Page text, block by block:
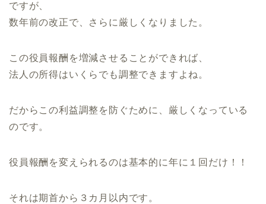
ですが、
数年前の改正で、さらに厳しくなりました。
この役員報酬を増減させることができれば、
法人の所得はいくらでも調整できますよね。
だからこの利益調整を防ぐために、厳しくなっている
のです。
役員報酬を変えられるのは基本的に年に１回だけ！！
それは期首から３カ月以内です。